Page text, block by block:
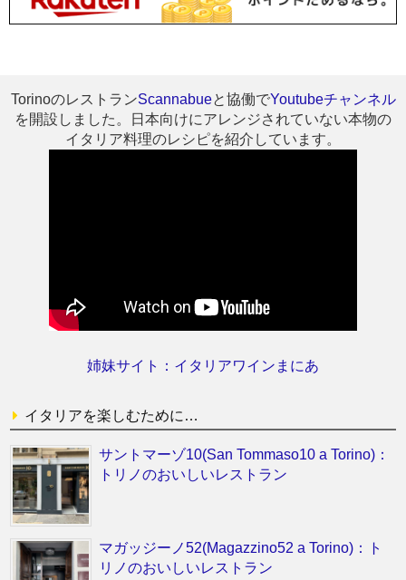
TorinoのレストランScannabueと協働でYoutubeチャンネル
を開設しました。日本向けにアレンジされていない本物の
イタリア料理のレシピを紹介しています。
姉妹サイト：イタリアワインまにあ
イタリアを楽しむために…
サントマーゾ10(San Tommaso10 a Torino)：
トリノのおいしいレストラン
マガッジーノ52(Magazzino52 a Torino)：ト
リノのおいしいレストラン